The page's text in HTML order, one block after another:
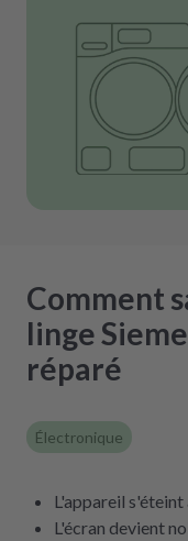
Comment
linge
réparé
Électronique
L'appareil
L'écran devient